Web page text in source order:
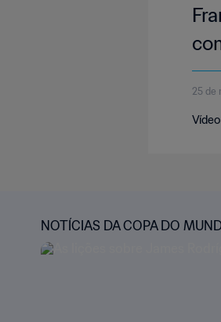
25 de
NOTÍCIAS DA COPA DO